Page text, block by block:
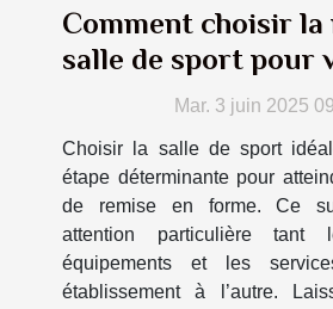
Comment choisir
salle de sport pour
objectifs de fitness
Mar. 3 juin 2025
Choisir la salle de sport
étape déterminante pour
de remise en forme. Ce
attention particulière tant
équipements et les
établissement à l’autre.